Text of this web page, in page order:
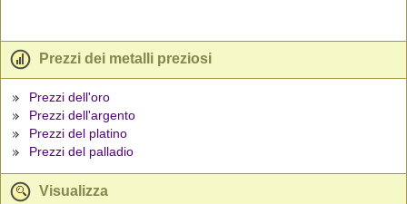
Prezzi dei metalli preziosi
Prezzi dell'oro
Prezzi dell'argento
Prezzi del platino
Prezzi del palladio
Visualizza